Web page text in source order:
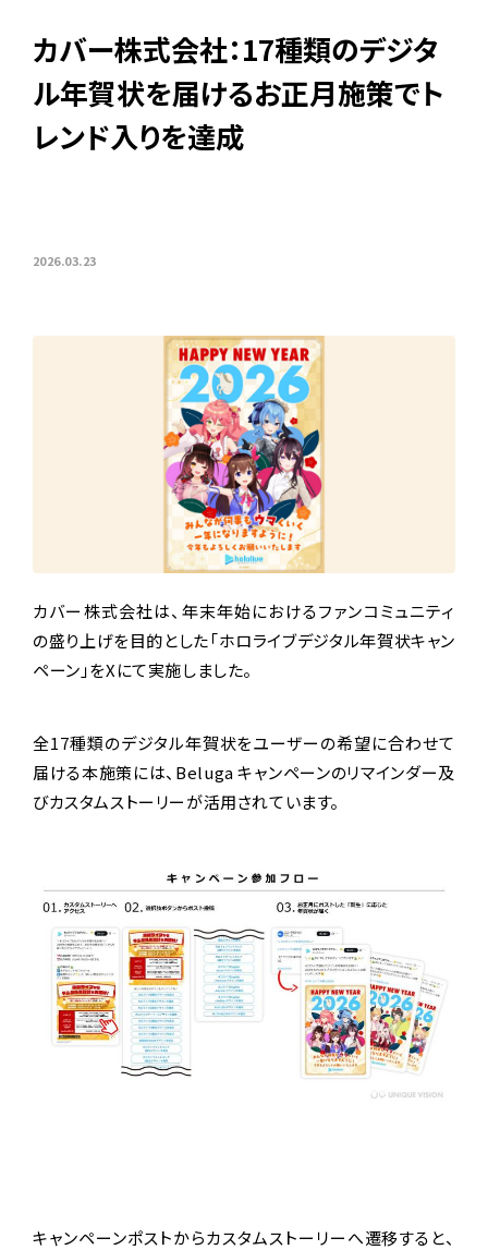
カバー株式会社：17種類のデジタ
ル年賀状を届けるお正月施策でト
レンド入りを達成
2026.03.23
カバー株式会社は、年末年始におけるファンコミュニティ
の盛り上げを目的とした「ホロライブデジタル年賀状キャン
ペーン」をXにて実施しました。
全17種類のデジタル年賀状をユーザーの希望に合わせて
届ける本施策には、Beluga キャンペーンのリマインダー及
びカスタムストーリーが活用されています。
キャンペーンポストからカスタムストーリーへ遷移すると、